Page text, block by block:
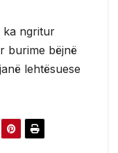
ka ngritur
burime bëjnë
lehtësuese